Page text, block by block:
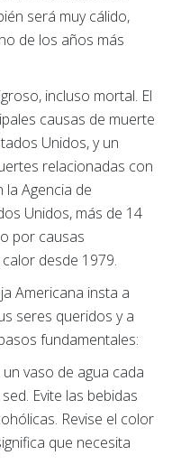
será muy cálido,
de los años más
incluso mortal. El
causas de muerte
Unidos, y un
relacionadas con
la Agencia de
Unidos, más de 14
por causas
desde 1979.
Americana insta a
seres queridos y a
fundamentales:
vaso de agua cada
Evite las bebidas
Revise el color
que necesita